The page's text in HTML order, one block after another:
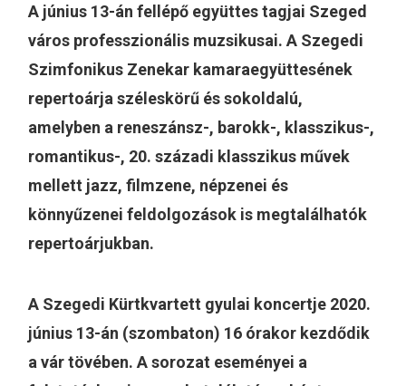
A június 13-án fellépő együttes tagjai Szeged
város professzionális muzsikusai. A Szegedi
Szimfonikus Zenekar kamaraegyüttesének
repertoárja széleskörű és sokoldalú,
amelyben a reneszánsz-, barokk-, klasszikus-,
romantikus-, 20. századi klasszikus művek
mellett jazz, filmzene, népzenei és
könnyűzenei feldolgozások is megtalálhatók
repertoárjukban.
A Szegedi Kürtkvartett gyulai koncertje 2020.
június 13-án (szombaton) 16 órakor kezdődik
a vár tövében. A sorozat eseményei a